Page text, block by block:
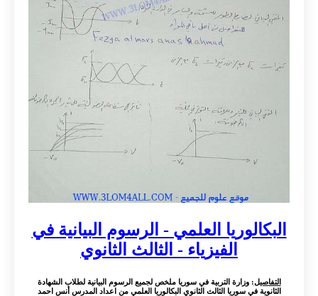
البكالوريا العلمي - الرسوم البيانية في
الفيزياء - الثالث الثانوي
التفاصيل: وزارة التربية في سوريا ملخص لجميع الرسوم البيانية لطلاب الشهادة
الثانوية في سوريا الثالث الثانوي البكالوريا العلمي من اعداد المدرس أنس احمد